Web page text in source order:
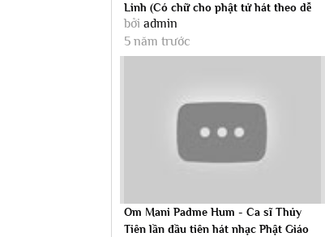
Linh (Có chữ cho phật tử hát theo dễ
thuộc)
bởi admin
5 năm trước
Om Mani Padme Hum - Ca sĩ Thủy
Tiên lần đầu tiên hát nhạc Phật Giáo